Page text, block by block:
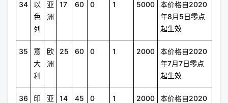
34
以
色
列
亚
洲
17 60 0 1 5000
本价格自2020
年8月5日零点
起生效
35
意
大
利
欧
洲
25 60 0 1 2000
本价格自2020
年7月7日零点
起生效
36
印
亚
14 45 0 1 2000
本价格自2020